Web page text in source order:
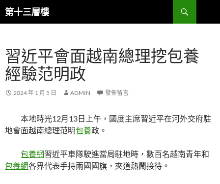
跳
至
內
第十三層樓
搜
尋
習近平會面越南總理挖包養
經驗范明政
2024 年 1 月 5 日 ADMIN 發佈留言
本地時光12月13日上午，國度主席習近平在河外交府駐
地會面越南總理范明包養政。
包養網習近平車隊駛進當局駐地時，數百名越南青年和
包養網各界代表手持兩國國旗，夾道熱鬧接待。